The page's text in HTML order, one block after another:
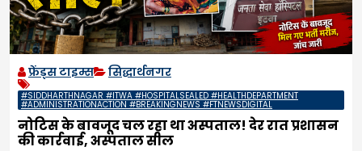
फ्रेंड्स टाइम्स सिद्धार्थनगर
#SIDDHARTHNAGAR #ITWA #HOSPITALSEALED #HEALTHDEPARTMENT
#ADMINISTRATIONACTION #BREAKINGNEWS #FTNEWSDIGITAL
नोटिस के बावजूद चल रहा था अस्पताल! देर रात प्रशासन
की कार्रवाई, अस्पताल सील